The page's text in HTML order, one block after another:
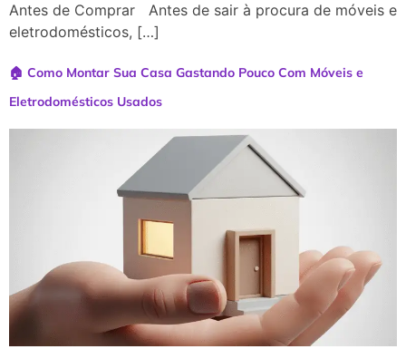
Antes de Comprar Antes de sair à procura de móveis e
eletrodomésticos, […]
🏠 Como Montar Sua Casa Gastando Pouco Com Móveis e
Eletrodomésticos Usados